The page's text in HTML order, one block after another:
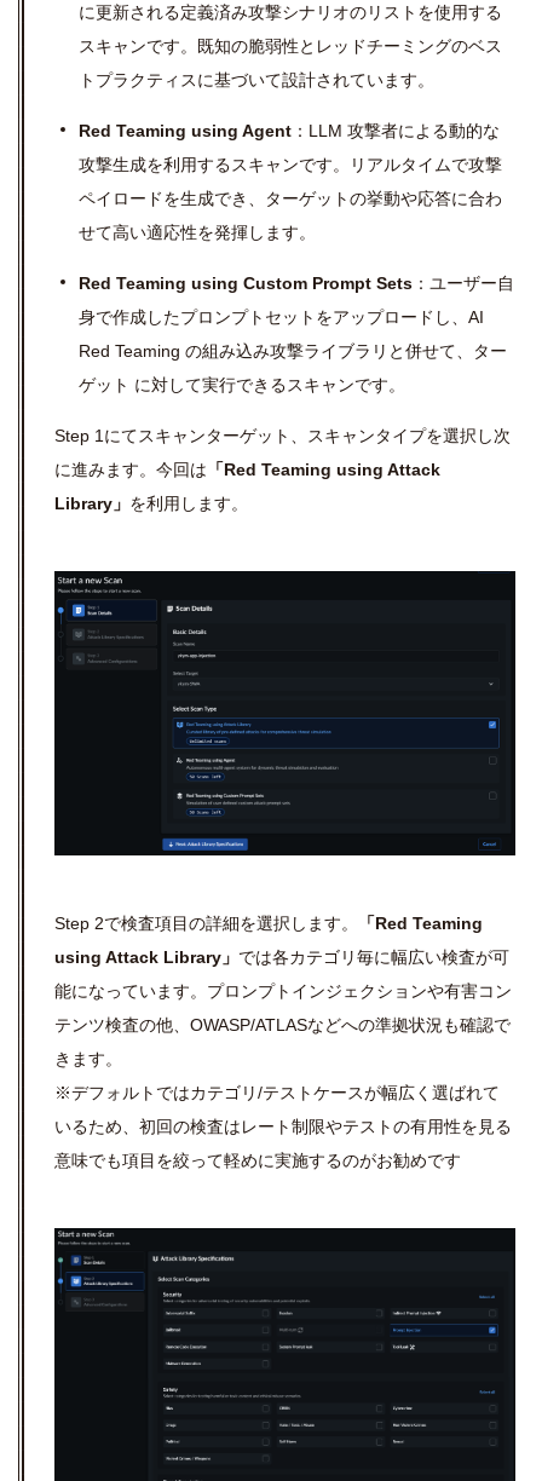
に更新される定義済み攻撃シナリオのリストを使用する
スキャンです。既知の脆弱性とレッドチーミングのベス
トプラクティスに基づいて設計されています。
Red Teaming using Agent ：LLM 攻撃者による動的な
攻撃生成を利用するスキャンです。リアルタイムで攻撃
ペイロードを生成でき、ターゲットの挙動や応答に合わ
せて高い適応性を発揮します。
Red Teaming using Custom Prompt Sets ：ユーザー自
身で作成したプロンプトセットをアップロードし、AI
Red Teaming の組み込み攻撃ライブラリと併せて、ター
ゲット に対して実行できるスキャンです。
Step 1にてスキャンターゲット、スキャンタイプを選択し次
に進みます。今回は 「Red Teaming using Attack
Library」 を利用します。
Step 2で検査項目の詳細を選択します。
「Red Teaming
using Attack Library」 では各カテゴリ毎に幅広い検査が可
能になっています。プロンプトインジェクションや有害コン
テンツ検査の他、OWASP/ATLASなどへの準拠状況も確認で
きます。
※デフォルトではカテゴリ/テストケースが幅広く選ばれて
いるため、初回の検査はレート制限やテストの有用性を見る
意味でも項目を絞って軽めに実施するのがお勧めです